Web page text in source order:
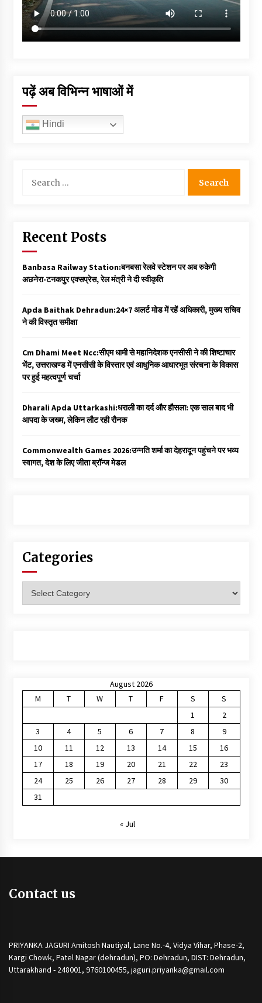
पढ़ें अब विभिन्न भाषाओं में
Hindi
for:
Recent Posts
Banbasa Railway Station:बनबसा रेलवे स्टेशन पर अब रुकेगी
अछनेरा-टनकपुर एक्सप्रेस, रेल मंत्री ने दी स्वीकृति
Apda Baithak Dehradun:24×7 अलर्ट मोड में रहें अधिकारी, मुख्य सचिव
ने की विस्तृत समीक्षा
Cm Dhami Meet Ncc:सीएम धामी से महानिदेशक एनसीसी ने की शिष्टाचार
भेंट, उत्तराखण्ड में एनसीसी के विस्तार एवं आधुनिक आधारभूत संरचना के विकास
पर हुई महत्वपूर्ण चर्चा
Dharali Apda Uttarkashi:धराली का दर्द और हौसला: एक साल बाद भी
आपदा के जख्म, लेकिन लौट रही रौनक
Commonwealth Games 2026:उन्नति शर्मा का देहरादून पहुंचने पर भव्य
स्वागत, देश के लिए जीता ब्रॉन्ज मेडल
Categories
August 2026
M
T W T F S
S
1
2
3
4 5 6 7 8
9
10
11 12 13 14 15
16
17
18 19 20 21 22
23
24
25 26 27 28 29
30
31
« Jul
Contact us
PRIYANKA JAGURI Amitosh Nautiyal, Lane No.-4, Vidya Vihar, Phase-2,
Kargi Chowk, Patel Nagar (dehradun), PO: Dehradun, DIST: Dehradun,
Uttarakhand - 248001, 9760100455, jaguri.priyanka@gmail.com